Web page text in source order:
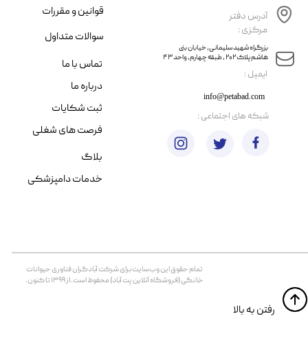
​ایمیل :
آدرس دفتر
مرکزی :
info@petabad.com
​​بزرگراه شهید سلیمانی، خیابان بنی
هاشم پلاک ۲۰۲ ، طبقه چهارم، واحد ۴۳
تمام حقوق اين وب‌سايت برای شرکت آبادگران فناوری حیوانات
خانگی (فروشگاه آنلاین پت آباد) محفوظ است. از ۱۳۹۹ تا کنون.
​​رفتن به بالا
قوانین و مقررات
سوالات متداول
تماس با ما
درباره ما
ثبت شکایات
فرصت های شغلی
​شبکه های اجتماعی :
بلاگ
خدمات دامپزشکی